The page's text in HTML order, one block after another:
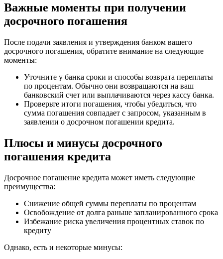
Важные моменты при получении
досрочного погашения
После подачи заявления и утверждения банком вашего
досрочного погашения, обратите внимание на следующие
моменты:
Уточните у банка сроки и способы возврата переплаты
по процентам. Обычно они возвращаются на ваш
банковский счет или выплачиваются через кассу банка.
Проверьте итоги погашения, чтобы убедиться, что
сумма погашения совпадает с запросом, указанным в
заявлении о досрочном погашении кредита.
Плюсы и минусы досрочного
погашения кредита
Досрочное погашение кредита может иметь следующие
преимущества:
Снижение общей суммы переплаты по процентам
Освобождение от долга раньше запланированного срока
Избежание риска увеличения процентных ставок по
кредиту
Однако, есть и некоторые минусы: